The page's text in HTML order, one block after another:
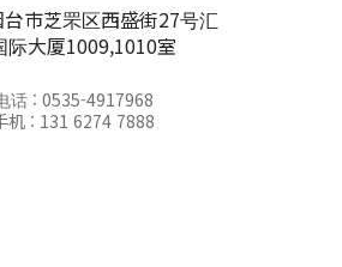
市芝罘区西盛街27号汇
际大厦1009,1010室
话 : 0535-4917968
机 : 131 6274 7888